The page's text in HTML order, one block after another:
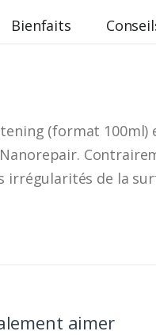
Bienfaits
(format
irrégularités de la
aimer